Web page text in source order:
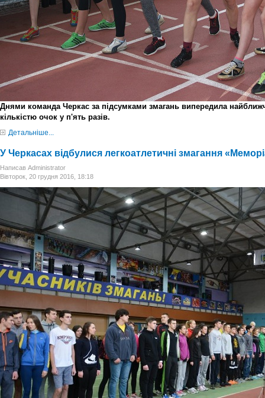
Днями команда Черкас за підсумками змагань випередила
кількістю очок у п'ять разів.
Детальніше...
У Черкасах відбулися легкоатлетичні змагання
Написав Administrator
Вівторок, 20 грудня 2016, 18:18